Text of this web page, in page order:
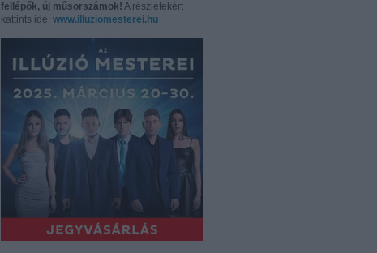
fellépők, új műsorszámok! A részletekért
kattints ide: www.illuziomesterei.hu